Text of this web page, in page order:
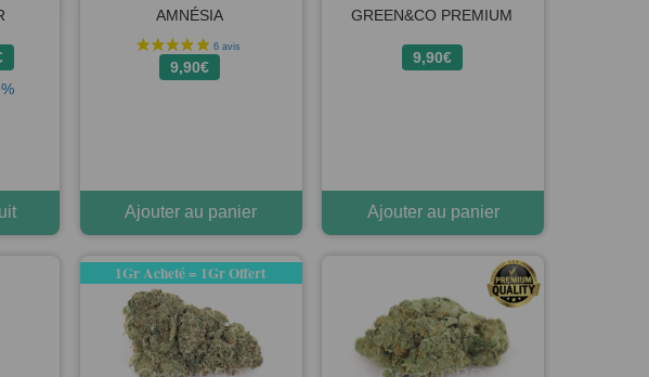
AMNÉSIA
9,90€
Ajouter au panier
GREEN&CO PREMIUM
9,90€
Ajouter au panier
1Gr Acheté = 1Gr Offert